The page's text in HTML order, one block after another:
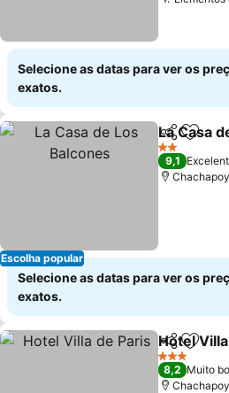
Selecione as datas para ver os
exatos.
Escolha popular
Partilhar
La Casa
2 Estrelas
9,1
Selecione as datas para ver os
exatos.
Partilhar
Hotel
3 Estrelas
8,2 Muito